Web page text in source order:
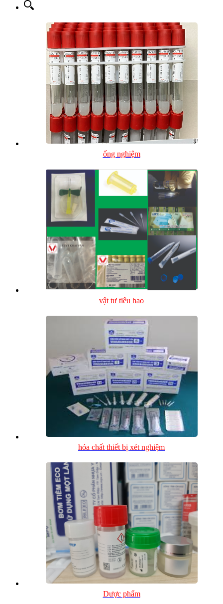
ống nghiệm
vật tư tiêu hao
hóa chất thiết bị xét nghiệm
Dược phẩm